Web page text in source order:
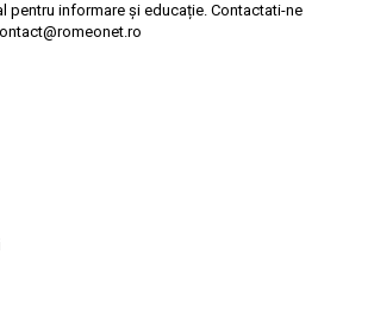
pentru informare și educație. Contactati-ne